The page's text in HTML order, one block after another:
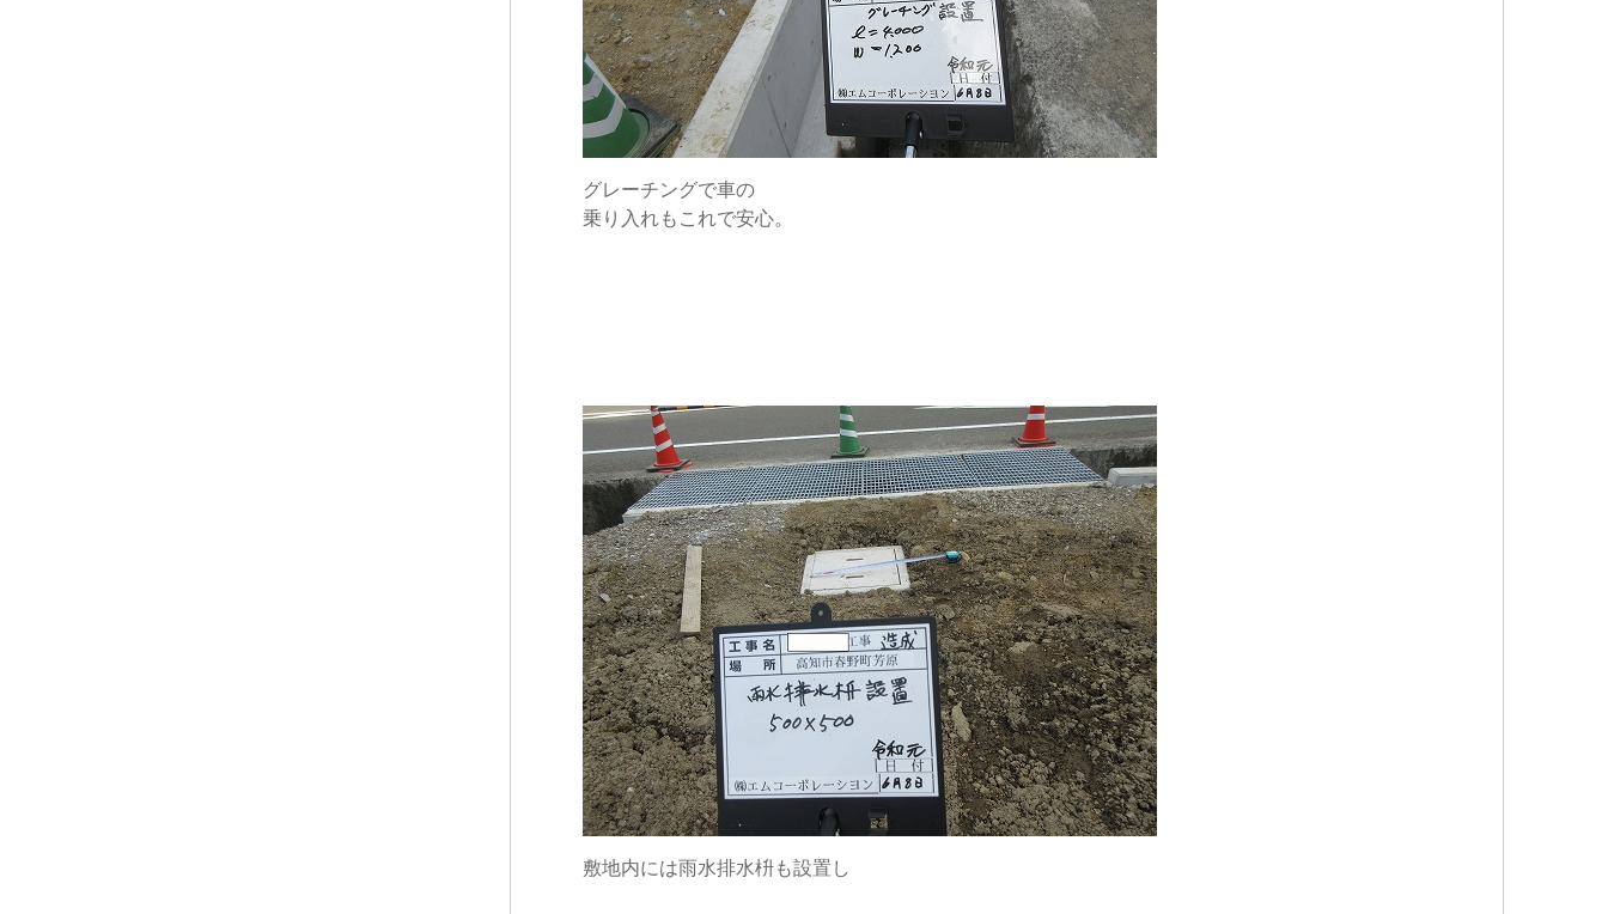
グレーチングで車の
乗り入れもこれで安心。
敷地内には雨水排水枡も設置し